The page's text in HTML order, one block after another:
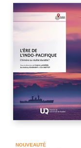
NOUVEAUTÉ